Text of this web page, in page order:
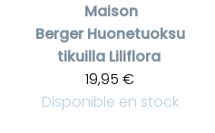
Maison
Berger Huonetuoksu
tikuilla Liliflora
19,95 €
Disponible en stock